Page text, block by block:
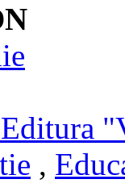
Editura
,